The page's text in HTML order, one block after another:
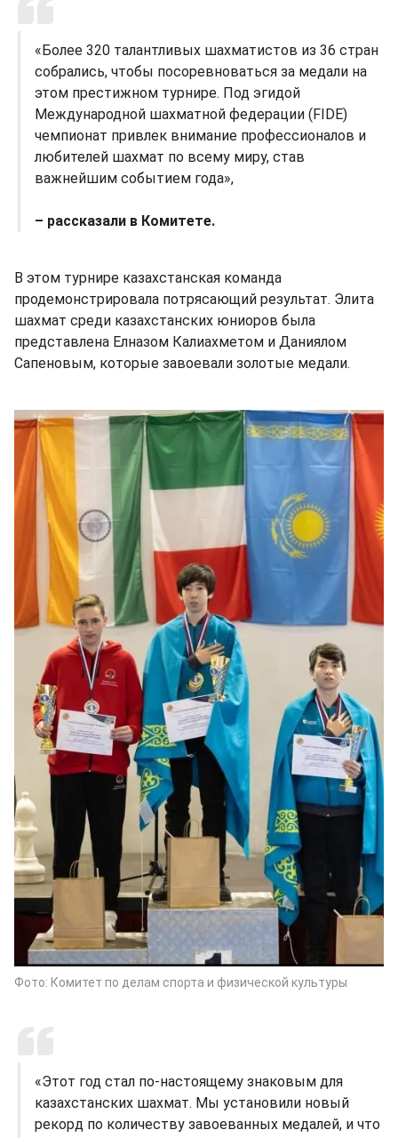
«Более 320 талантливых шахматистов из 36 стран
собрались, чтобы посоревноваться за медали на
этом престижном турнире. Под эгидой
Международной шахматной федерации (FIDE)
чемпионат привлек внимание профессионалов и
любителей шахмат по всему миру, став
важнейшим событием года»,
– рассказали в Комитете.
В этом турнире казахстанская команда
продемонстрировала потрясающий результат. Элита
шахмат среди казахстанских юниоров была
представлена Елназом Калиахметом и Даниялом
Сапеновым, которые завоевали золотые медали.
Фото: Комитет по делам спорта и физической культуры
«Этот год стал по-настоящему знаковым для
казахстанских шахмат. Мы установили новый
рекорд по количеству завоеванных медалей, и что